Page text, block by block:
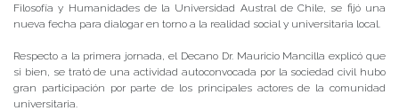
Filosofía y Humanidades de la Universidad Austral de Chile, se fijó una
nueva fecha para dialogar en torno a la realidad social y universitaria local.
Respecto a la primera jornada, el Decano Dr. Mauricio Mancilla explicó que
si bien, se trató de una actividad autoconvocada por la sociedad civil hubo
gran participación por parte de los principales actores de la comunidad
universitaria.